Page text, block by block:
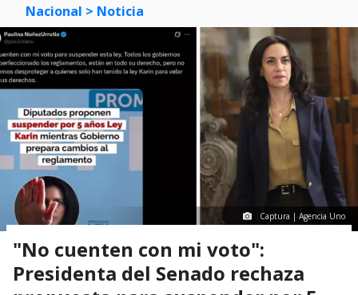
Nacional > Noticia
Captura | Agencia Uno
"No cuenten con mi voto":
Presidenta del Senado rechaza